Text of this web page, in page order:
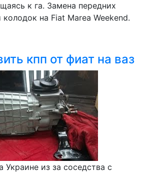
к га. Замена передних
на Fiat Marea Weekend.
кпп от фиат на ваз
Украине из за соседства с